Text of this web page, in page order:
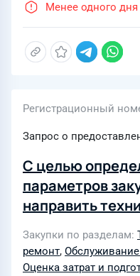
Менее одного дня
Регистрационный
Запрос о
С целью
параметров
направить
предложение
Выполнение
диафрагм ЦВД,
Закупки по разделам
ремонт,
Оценка затрат и